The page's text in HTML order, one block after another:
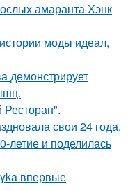
амаранта Хэнк
моды идеал,
демонстрирует
свои 24 года.
летие и поделилась
впервые